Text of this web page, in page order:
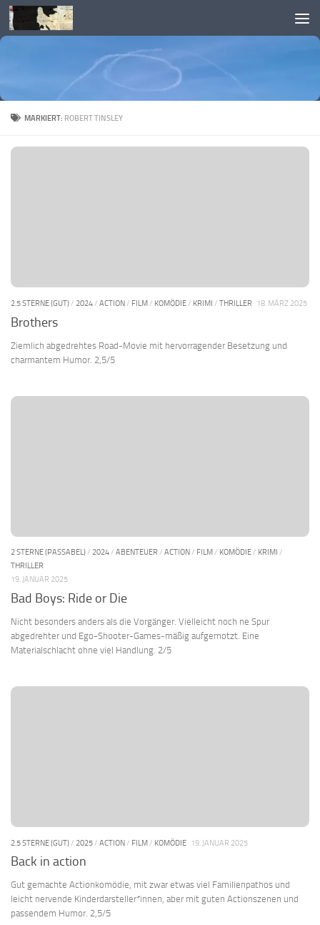
Skip to content
MARKIERT: ROBERT TINSLEY
2.5 STERNE (GUT)/ 2024/ ACTION/ FILM/ KOMÖDIE/ KRIMI / THRILLER 18. MÄRZ 2025
Brothers
Ziemlich abgedrehtes Road-Movie mit hervorragender Besetzung und
charmantem Humor. 2,5/5
2 STERNE (PASSABEL)/ 2024/ ABENTEUER / ACTION/ FILM/ KOMÖDIE/ KRIMI /
THRILLER
19. JANUAR 2025
Bad Boys: Ride or Die
Nicht besonders anders als die Vorgänger. Vielleicht noch ne Spur
abgedrehter und Ego-Shooter-Games-mäßig aufgemotzt. Eine
Materialschlacht ohne viel Handlung. 2/5
2.5 STERNE (GUT) / 2025 / ACTION / FILM / KOMÖDIE 19. JANUAR 2025
Back in action
Gut gemachte Actionkomödie, mit zwar etwas viel Familienpathos und
leicht nervende Kinderdarsteller*innen, aber mit guten Actionszenen und
passendem Humor. 2,5/5